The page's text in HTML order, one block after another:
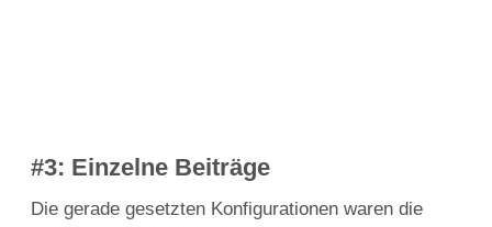
#3: Einzelne Beiträge
Die gerade gesetzten Konfigurationen waren die